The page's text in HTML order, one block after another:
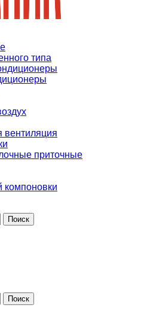
типа
вентиляция
приточные
компоновки
Поиск
Поиск